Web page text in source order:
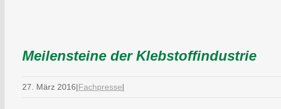
Meilensteine der Klebstoffindustrie
27. März 2016|Fachpresse|